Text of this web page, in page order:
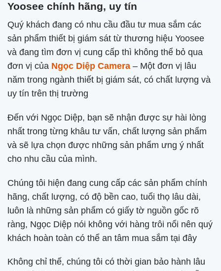
Yoosee chính hãng, uy tín
Quý khách đang có nhu cầu đầu tư mua sắm các
sản phẩm thiết bị giám sát từ thương hiệu Yoosee
và đang tìm đơn vị cung cấp thì không thể bỏ qua
đơn vị của Ngọc Diệp Camera – Một đơn vị lâu
năm trong ngành thiết bị giám sát, có chất lượng và
uy tín trên thị trường
Đến với Ngọc Diệp, bạn sẽ nhận được sự hài lòng
nhất trong từng khâu tư vấn, chất lượng sản phẩm
và sẽ lựa chọn được những sản phẩm ưng ý nhất
cho nhu cầu của mình.
Chúng tôi hiện đang cung cấp các sản phẩm chính
hãng, chất lượng, có độ bền cao, tuổi thọ lâu dài,
luôn là những sản phẩm có giấy tờ nguồn gốc rõ
ràng, Ngọc Diệp nói không với hàng trôi nổi nên quý
khách hoàn toàn có thể an tâm mua sắm tại đây
Không chỉ thế, chúng tôi có thời gian bảo hành lâu